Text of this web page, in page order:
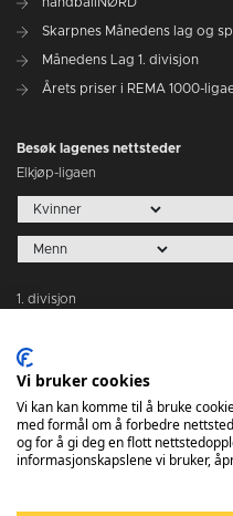
Skarpnes Månedens lag og
Månedens Lag 1. divisjon
Årets priser i REMA 1000-
Besøk lagenes nettsteder
Elkjøp-ligaen
1. divisjon
Tabeller
Vi bruker cookies
Vi kan kan komme til å bruke
med formål om å forbedre
og for å gi deg en flott
informasjonskapslene vi bruker,